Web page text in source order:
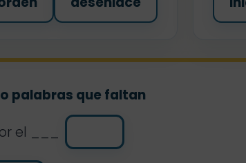
palabras que faltan
el ___